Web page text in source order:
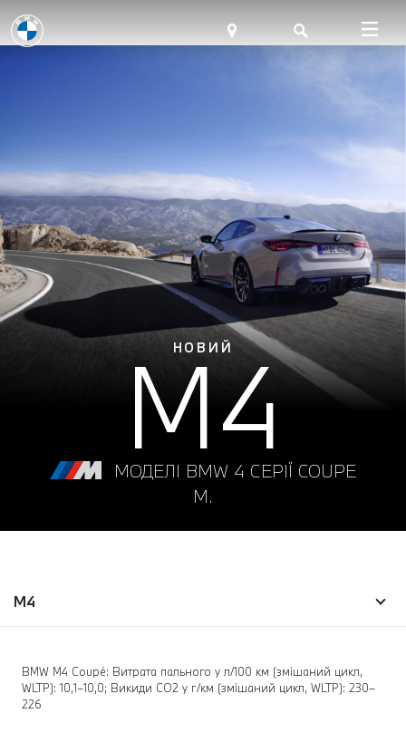
НОВИЙ
M4
МОДЕЛІ BMW 4 СЕРІЇ COUPE
M.
M4
BMW M4 Coupé: Витрата пального у л/100 км (змішаний цикл,
WLTP): 10,1–10,0; Викиди CO2 у г/км (змішаний цикл, WLTP): 230–
226